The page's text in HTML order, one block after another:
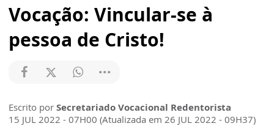
Vocação: Vincular-se à
pessoa de Cristo!
Escrito por Secretariado Vocacional Redentorista
15 JUL 2022 - 07H00 (Atualizada em 26 JUL 2022 - 09H37)